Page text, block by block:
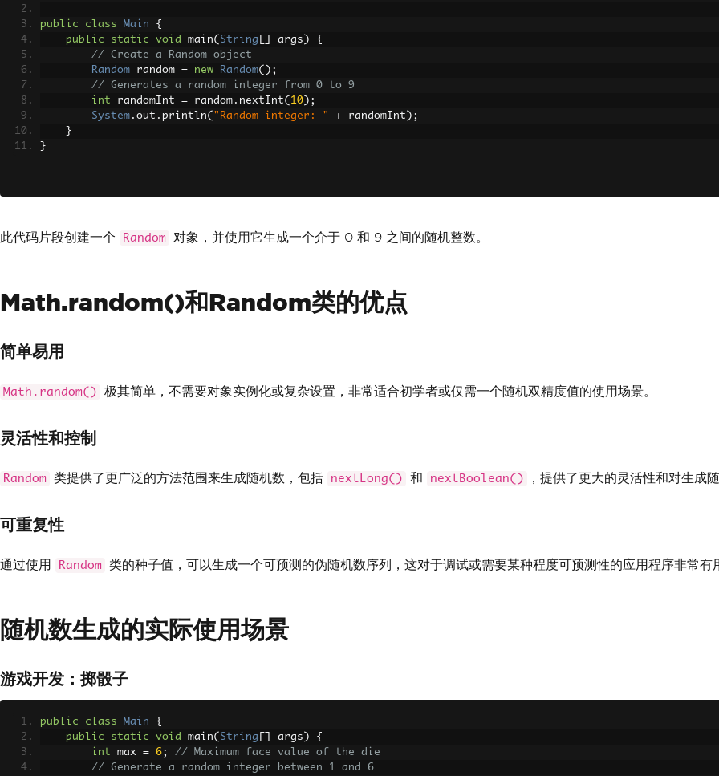
public class Main
{
public
static void main( String args )
{
// Create a Random object
Random random = new Random();
// Generates a random integer from 0 to 9
int randomInt = random . nextInt( 10 );
System . out . println( "Random integer: " + randomInt );
}
}
此代码片段创建一个 Random 对象，并使用它生成一个介于 0 和 9 之间的随机整数。
Math.random()和Random类的优点
简单易用
Math.random() 极其简单，不需要对象实例化或复杂设置，非常适合初学者或仅需一个随机双精度值的使用场景。
灵活性和控制
Random 类提供了更广泛的方法范围来生成随机数，包括 nextLong() 和 nextBoolean() ，提供了更大的灵活性和对生成
可重复性
通过使用 Random 类的种子值，可以生成一个可预测的伪随机数序列，这对于调试或需要某种程度可预测性的应用程序非常有
随机数生成的实际使用场景
游戏开发：掷骰子
public class Main
{
public
static void main( String args )
{
int max = 6;
// Maximum face value of the die
// Generate a random integer between 1 and 6